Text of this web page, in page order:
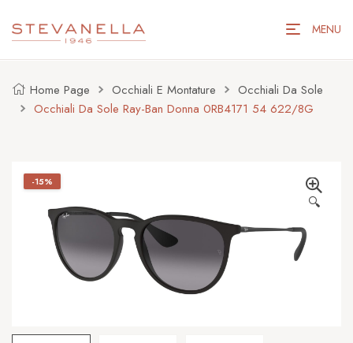
MENU
Home Page Occhiali E Montature
Occhiali Da Sole
Occhiali Da Sole Ray-Ban Donna 0RB4171 54 622/8G
🔍
-15%